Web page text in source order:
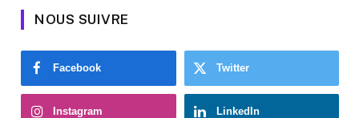
NOUS SUIVRE
Facebook Twitter
Instagram LinkedIn